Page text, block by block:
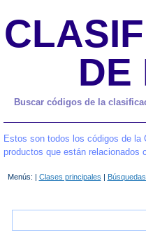
DE
Buscar códigos de la
Estos son todos los códigos de
productos que están relacionados
Menús: | Clases principales |